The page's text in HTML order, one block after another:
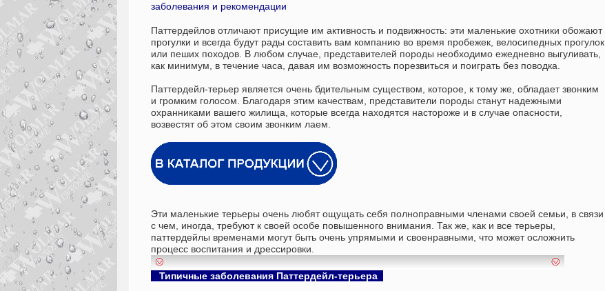
заболевания и рекомендации
Паттердейлов отличают присущие им активность и подвижность: эти маленькие охотники обожают
прогулки и всегда будут рады составить вам компанию во время пробежек, велосипедных прогулок
или пеших походов. В любом случае, представителей породы необходимо ежедневно выгуливать,
как минимум, в течение часа, давая им возможность порезвиться и поиграть без поводка.
Паттердейл-терьер является очень бдительным существом, которое, к тому же, обладает звонким
и громким голосом. Благодаря этим качествам, представители породы станут надежными
охранниками вашего жилища, которые всегда находятся настороже и в случае опасности,
возвестят об этом своим звонким лаем.
Эти маленькие терьеры очень любят ощущать себя полноправными членами своей семьи, в связи
с чем, иногда, требуют к своей особе повышенного внимания. Так же, как и все терьеры,
паттердейлы временами могут быть очень упрямыми и своенравными, что может осложнить
процесс воспитания и дрессировки.
Типичные заболевания Паттердейл-терьера